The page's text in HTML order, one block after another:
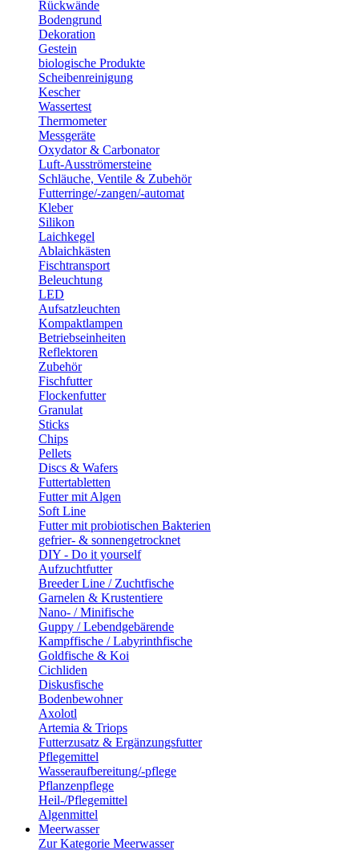
Rückwände
Bodengrund
Dekoration
Gestein
biologische Produkte
Scheibenreinigung
Kescher
Wassertest
Thermometer
Messgeräte
Oxydator & Carbonator
Luft-Ausströmersteine
Schläuche, Ventile & Zubehör
Futterringe/-zangen/-automat
Kleber
Silikon
Laichkegel
Ablaichkästen
Fischtransport
Beleuchtung
LED
Aufsatzleuchten
Kompaktlampen
Betriebseinheiten
Reflektoren
Zubehör
Fischfutter
Flockenfutter
Granulat
Sticks
Chips
Pellets
Discs & Wafers
Futtertabletten
Futter mit Algen
Soft Line
Futter mit probiotischen Bakterien
gefrier- & sonnengetrocknet
DIY - Do it yourself
Aufzuchtfutter
Breeder Line / Zuchtfische
Garnelen & Krustentiere
Nano- / Minifische
Guppy / Lebendgebärende
Kampffische / Labyrinthfische
Goldfische & Koi
Cichliden
Diskusfische
Bodenbewohner
Axolotl
Artemia & Triops
Futterzusatz & Ergänzungsfutter
Pflegemittel
Wasseraufbereitung/-pflege
Pflanzenpflege
Heil-/Pflegemittel
Algenmittel
Meerwasser
Zur Kategorie Meerwasser